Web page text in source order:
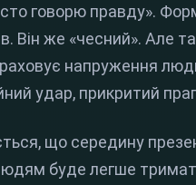
говорю правду».
Він же «чесний». Але
напруження
удар, прикритий
що середину
буде легше